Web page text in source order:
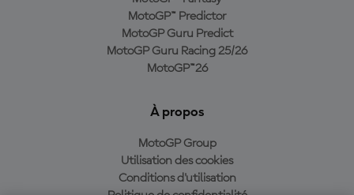
MotoGP™ Predictor
MotoGP Guru Predict
MotoGP Guru Racing 25/26
MotoGP™26
À propos
MotoGP Group
Utilisation des cookies
Conditions d'utilisation